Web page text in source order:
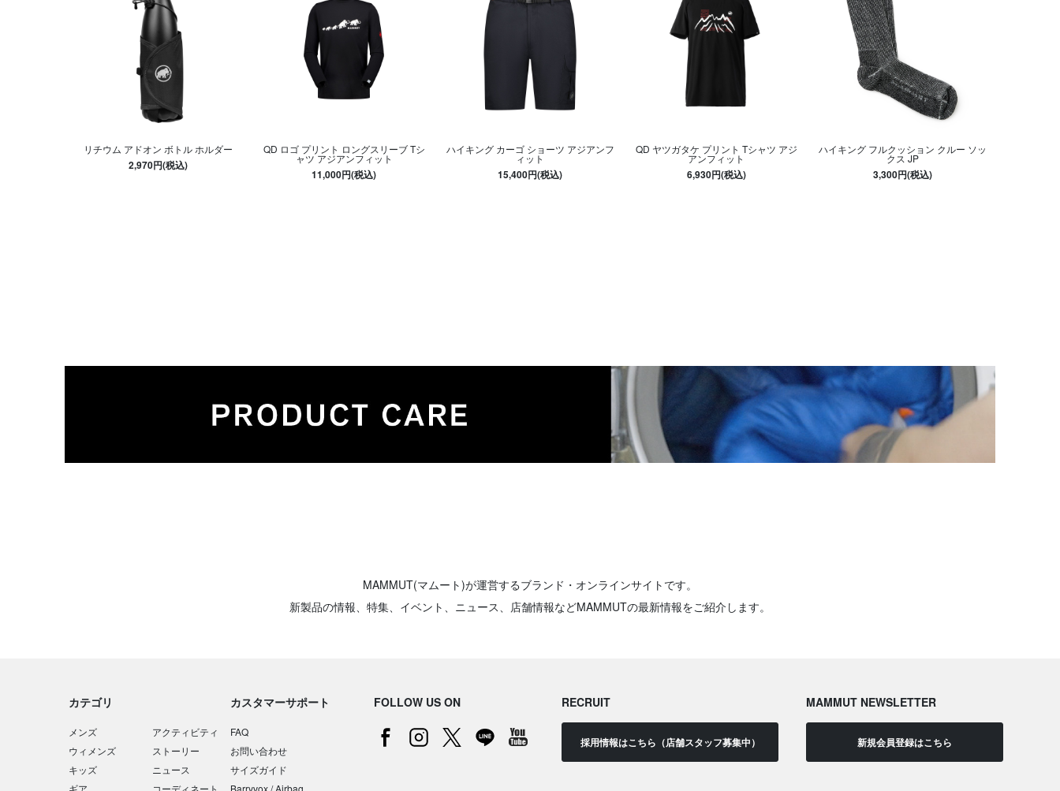
リチウム アドオン ボトル ホルダー
2,970円(税込)
QD ロゴ プリント ロングスリーブ Tシ
ャツ アジアンフィット
11,000円(税込)
ハイキング カーゴ ショーツ アジアンフ
ィット
15,400円(税込)
QD ヤツガタケ プリント Tシャツ アジ
アンフィット
6,930円(税込)
ハイキング フルクッション クルー ソッ
クス JP
3,300円(税込)
MAMMUT(マムート)が運営するブランド・オンラインサイトです。
新製品の情報、特集、イベント、ニュース、店舗情報などMAMMUTの最新情報をご紹介します。
カテゴリ
メンズ
ウィメンズ
キッズ
ギア
アクティビティ
ストーリー
ニュース
コーディネート
カスタマーサポート
FAQ
お問い合わせ
サイズガイド
Barryvox / Airbag
FOLLOW US ON RECRUIT
採用情報はこちら（店舗スタッフ募集中）
MAMMUT NEWSLETTER
新規会員登録はこちら